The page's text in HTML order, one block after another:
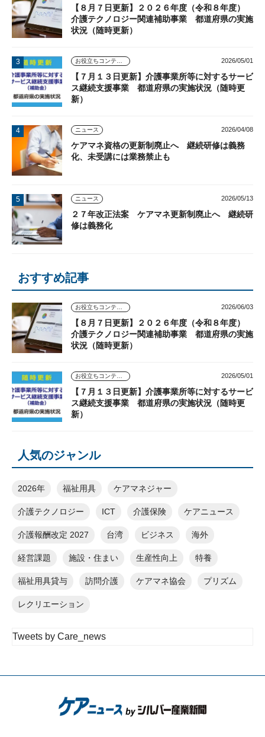
【８月７日更新】２０２６年度（令和８年度）
介護テクノロジー関連補助事業 都道府県の実施
状況（随時更新）
2026/05/01
【７月１３日更新】介護事業所等に対するサービ
ス継続支援事業 都道府県の実施状況（随時更
新）
ニュース 2026/04/08
ケアマネ資格の更新制廃止へ 継続研修は義務
化、未受講には業務禁止も
ニュース 2026/05/13
２７年改正法案 ケアマネ更新制廃止へ 継続研
修は義務化
おすすめ記事
2026/06/03
【８月７日更新】２０２６年度（令和８年度）
介護テクノロジー関連補助事業 都道府県の実施
状況（随時更新）
2026/05/01
【７月１３日更新】介護事業所等に対するサービ
ス継続支援事業 都道府県の実施状況（随時更
新）
人気のジャンル
2026年 福祉用具 ケアマネジャー
介護テクノロジー ICT 介護保険 ケアニュース
介護報酬改定 2027 台湾 ビジネス 海外
経営課題 施設・住まい 生産性向上 特養
福祉用具貸与 訪問介護 ケアマネ協会 プリズム
レクリエーション
Tweets by Care_news